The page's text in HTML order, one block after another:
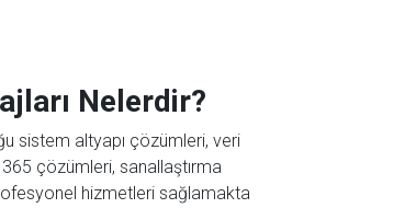
Nelerdir?
sistem altyapı çözümleri, veri
çözümleri, sanallaştırma
hizmetleri sağlamakta